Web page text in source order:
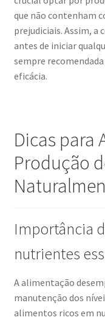
que não contenham
prejudiciais. Assim, a
antes de iniciar
sempre
eficácia.
Dicas para
Produção
Importância
nutrientes
A alimentação
manutenção dos
alimentos ricos em